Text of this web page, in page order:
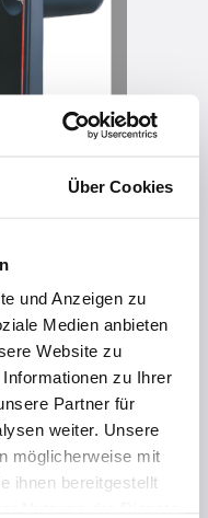
Über Cookies
und Anzeigen zu
Medien anbieten
Website zu
zu Ihrer
Partner für
weiter. Unsere
möglicherweise mit
ihnen bereitgestellt